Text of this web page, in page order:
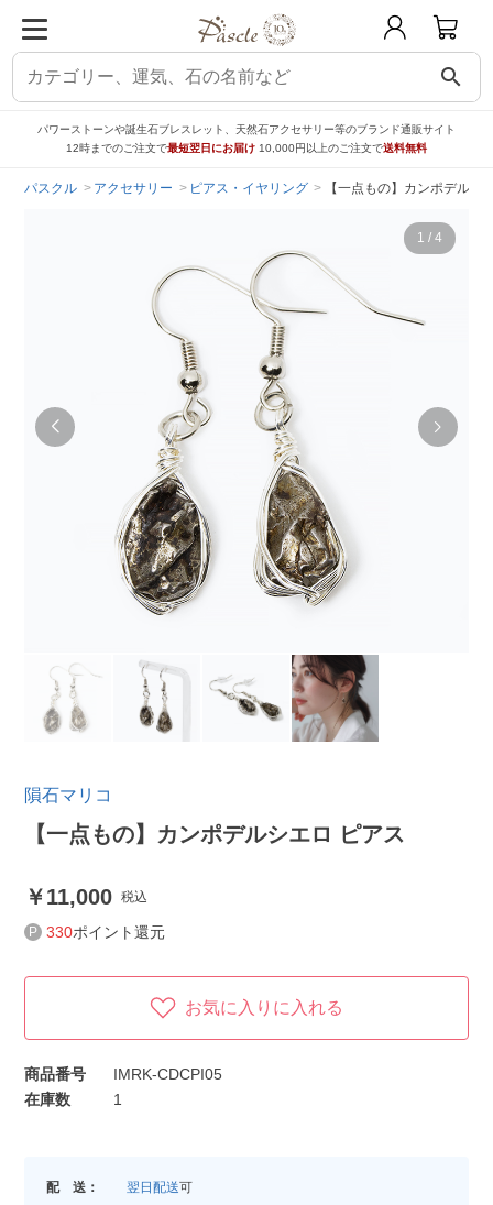
search
パワーストーンや誕生石ブレスレット、天然石アクセサリー等のブランド通販サイト
12時までのご注文で最短翌日にお届け 10,000円以上のご注文で送料無料
パスクル アクセサリー ピアス・イヤリング 【一点もの】カンポデルシ
1 / 4
隕石マリコ
【一点もの】カンポデルシエロ ピアス
11,000 税込
330ポイント還元
お気に入りに入れる
商品番号
IMRK-CDCPI05
在庫数
1
配 送： 翌日配送可